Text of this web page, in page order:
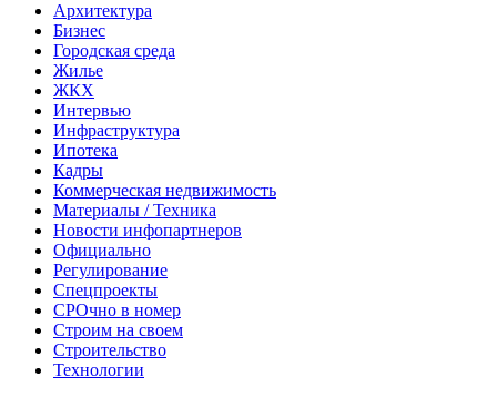
Архитектура
Бизнес
Городская среда
Жилье
ЖКХ
Интервью
Инфраструктура
Ипотека
Кадры
Коммерческая недвижимость
Материалы / Техника
Новости инфопартнеров
Официально
Регулирование
Спецпроекты
СРОчно в номер
Строим на своем
Строительство
Технологии